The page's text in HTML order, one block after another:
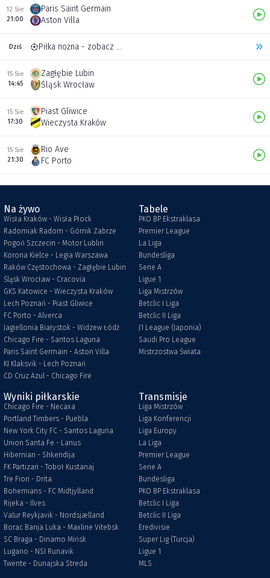
12 Sie
21:00
Paris Saint Germain
Aston Villa
Dziś Piłka nożna - zobacz inne transmisje
15 Sie
14:45
Zagłębie Lubin
Śląsk Wrocław
15 Sie
17:30
Piast Gliwice
Wieczysta Kraków
15 Sie
21:30
Rio Ave
FC Porto
Na żywo
Wisła Kraków - Wisła Płock
Radomiak Radom - Górnik Zabrze
Pogoń Szczecin - Motor Lublin
Korona Kielce - Legia Warszawa
Raków Częstochowa - Zagłębie Lubin
Śląsk Wrocław - Cracovia
GKS Katowice - Wieczysta Kraków
Lech Poznań - Piast Gliwice
FC Porto - Alverca
Jagiellonia Białystok - Widzew Łódź
Chicago Fire - Santos Laguna
Paris Saint Germain - Aston Villa
KI Klaksvik - Lech Poznań
CD Cruz Azul - Chicago Fire
Tabele
PKO BP Ekstraklasa
Premier League
La Liga
Bundesliga
Serie A
Ligue 1
Liga Mistrzów
Betclic I Liga
Betclic II Liga
J1 League (Japonia)
Saudi Pro League
Mistrzostwa Świata
Wyniki piłkarskie
Chicago Fire - Necaxa
Portland Timbers - Puebla
New York City FC - Santos Laguna
Union Santa Fe - Lanus
Hibernian - Shkendija
FK Partizan - Toboł Kustanaj
Tre Fiori - Drita
Bohemians - FC Midtjylland
Rijeka - Ilves
Valur Reykjavik - Nordsjælland
Borac Banja Luka - Maxline Vitebsk
SC Braga - Dinamo Mińsk
Lugano - NSI Runavik
Twente - Dunajska Streda
Transmisje
Liga Mistrzów
Liga Konferencji
Liga Europy
La Liga
Premier League
Serie A
Bundesliga
PKO BP Ekstraklasa
Betclic I Liga
Betclic II Liga
Eredivisie
Super Lig (Turcja)
Ligue 1
MLS